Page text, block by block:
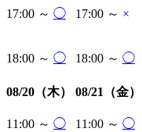
17:00 ～ ◯ 17:00 ～ ×
18:00 ～ ◯ 18:00 ～ ◯
08/20（木） 08/21（金）
11:00 ～ ◯ 11:00 ～ ◯